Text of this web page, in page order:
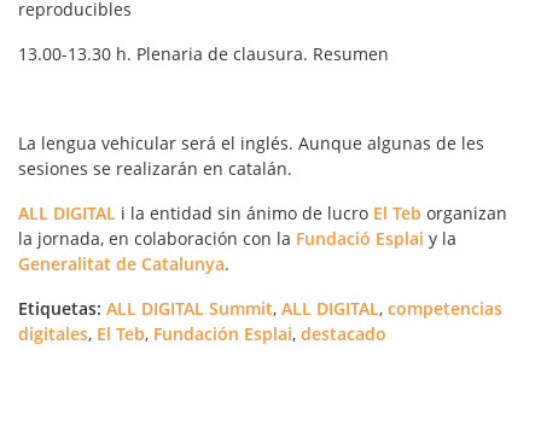
reproducibles
13.00-13.30 h. Plenaria de clausura. Resumen
La lengua vehicular será el inglés. Aunque algunas de les
sesiones se realizarán en catalán.
ALL DIGITAL i la entidad sin ánimo de lucro El Teb organizan
la jornada, en colaboración con la Fundació Esplai y la
Generalitat de Catalunya.
Etiquetas: ALL DIGITAL Summit, ALL DIGITAL, competencias
digitales, El Teb, Fundación Esplai, destacado